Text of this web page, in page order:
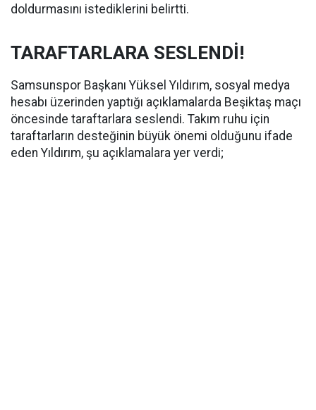
doldurmasını istediklerini belirtti.
TARAFTARLARA SESLENDİ!
Samsunspor Başkanı Yüksel Yıldırım, sosyal medya
hesabı üzerinden yaptığı açıklamalarda Beşiktaş maçı
öncesinde taraftarlara seslendi. Takım ruhu için
taraftarların desteğinin büyük önemi olduğunu ifade
eden Yıldırım, şu açıklamalara yer verdi;